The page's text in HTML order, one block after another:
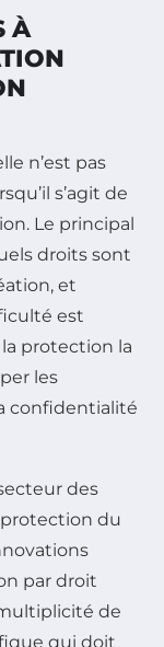
À
n’est pas
s’agit de
Le principal
droits sont
et
est
protection la
les
confidentialité
des
du
par droit
de
qui doit